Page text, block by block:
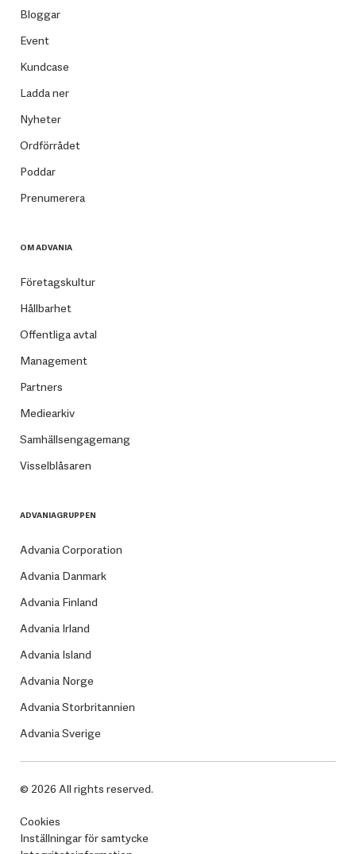
Bloggar
Event
Kundcase
Ladda ner
Nyheter
Ordförrådet
Poddar
Prenumerera
OM ADVANIA
Företagskultur
Hållbarhet
Offentliga avtal
Management
Partners
Mediearkiv
Samhällsengagemang
Visselblåsaren
ADVANIAGRUPPEN
Advania Corporation
Advania Danmark
Advania Finland
Advania Irland
Advania Island
Advania Norge
Advania Storbritannien
Advania Sverige
© 2026 All rights reserved.
Cookies
Inställningar för samtycke